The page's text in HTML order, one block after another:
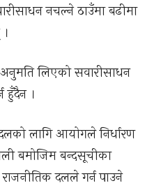
नचल्ने ठाउँमा बढीमा
लिएको सवारीसाधन
हुँदैन ।
दलको लागि आयोगले निर्धारण
बमोजिम बन्दसूचीका
दलले गर्न पाउने